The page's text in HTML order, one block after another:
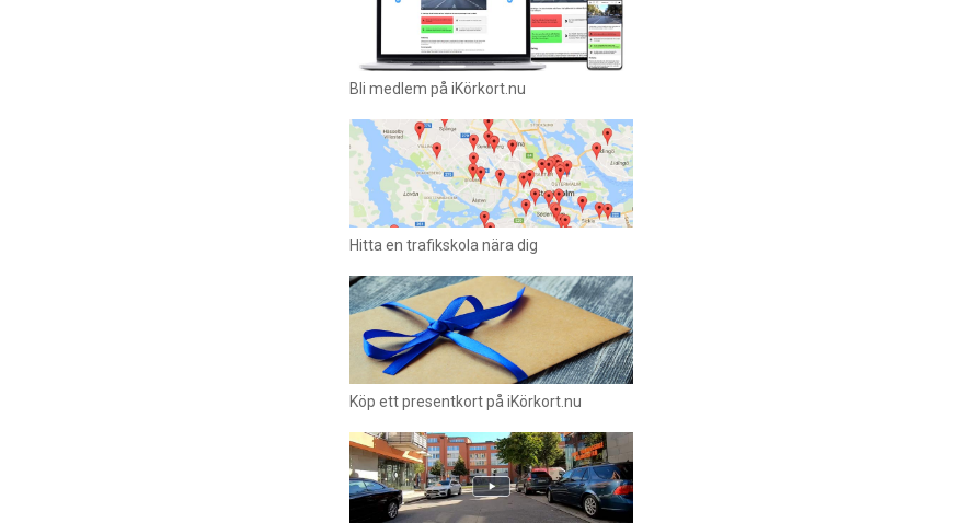
Bli medlem på iKörkort.nu
Hitta en trafikskola nära dig
Köp ett presentkort på iKörkort.nu